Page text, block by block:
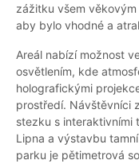
zážitku všem
aby bylo vhodné a
Areál nabízí možnost
osvětlením, kde
holografickými
prostředí. Návštěvníci
stezku s interaktivními
Lipna a výstavbu
parku je pětimetrová